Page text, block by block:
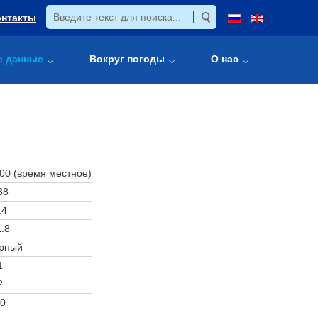
данные Вокруг погоды О нас
(время местное)